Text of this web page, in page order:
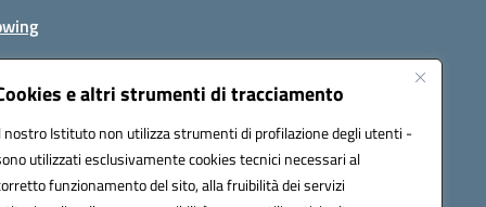
e altri strumenti di tracciamento
nostro Istituto non utilizza strumenti di profilazione degli utenti -
utilizzati esclusivamente cookies tecnici necessari al
funzionamento del sito, alla fruibilità dei servizi